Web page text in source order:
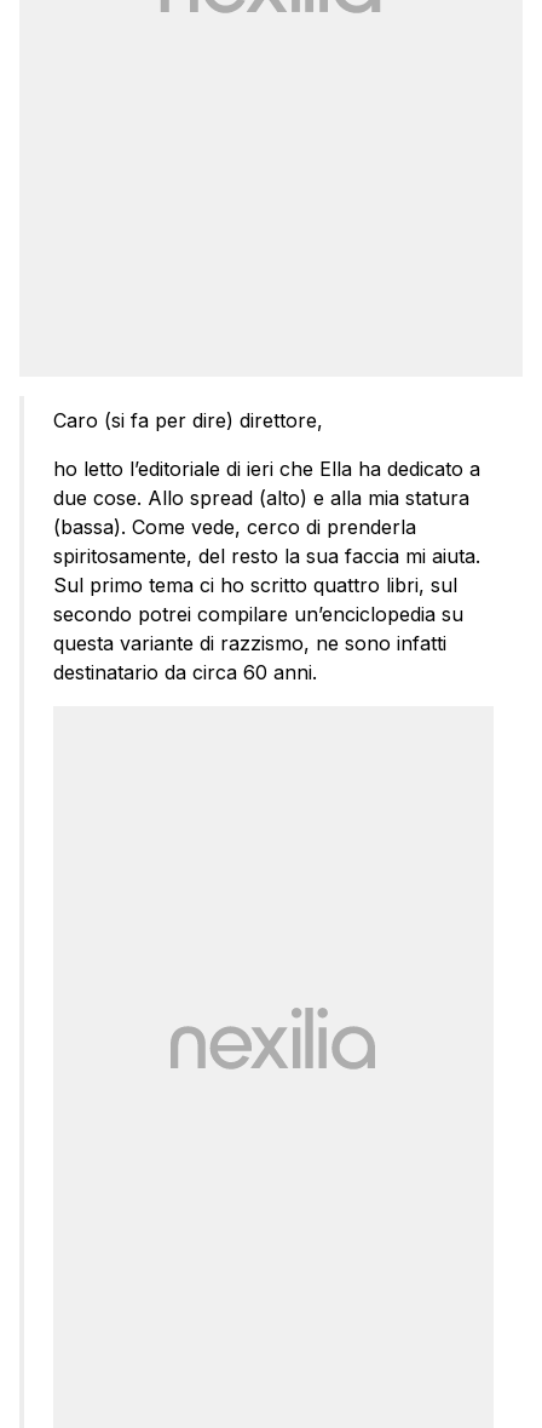
Caro (si fa per dire) direttore,
ho letto l’editoriale di ieri che Ella ha dedicato a
due cose. Allo spread (alto) e alla mia statura
(bassa). Come vede, cerco di prenderla
spiritosamente, del resto la sua faccia mi aiuta.
Sul primo tema ci ho scritto quattro libri, sul
secondo potrei compilare un’enciclopedia su
questa variante di razzismo, ne sono infatti
destinatario da circa 60 anni.